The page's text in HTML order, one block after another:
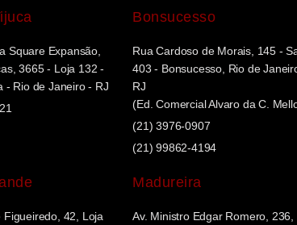
Square Expansão,
3665 - Loja 132 -
- Rio de Janeiro - RJ
Bonsucesso
Rua Cardoso de Morais, 145 -
403 - Bonsucesso, Rio de
RJ
(Ed. Comercial Alvaro da C.
(21) 3976-0907
(21) 99862-4194
Figueiredo, 42, Loja
Madureira
Av. Ministro Edgar Romero, 236,